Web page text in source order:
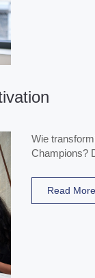
Wie
Champions?
Read More